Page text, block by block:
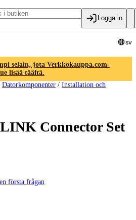
Logga in
sv
selain, jota Verkkokauppa.com-
lisää täältä.
Datorkomponenter / Installation och
Connector Set
första frågan